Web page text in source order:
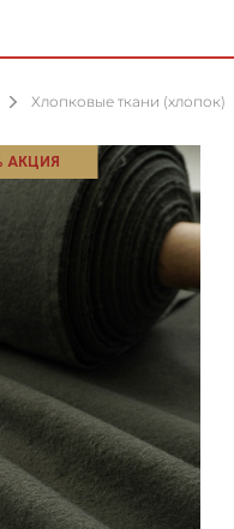
Хлопковые ткани (хлопок)
АКЦИЯ